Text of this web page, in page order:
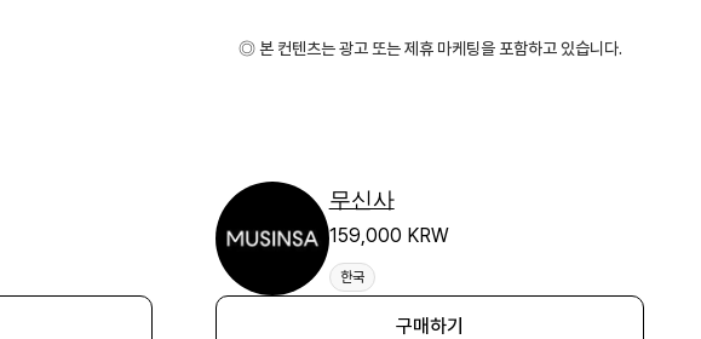
◎ 본 컨텐츠는 광고 또는 제휴 마케팅을 포함하고 있습니다.
무신사
159,000 KRW
한국
구매하기